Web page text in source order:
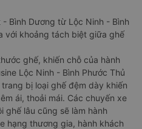
- Bình Dương từ Lộc Ninh - Bình
với khoảng tách biệt giữa ghế
ghế, khiến chỗ của hành
Lộc Ninh - Bình Phước Thủ
bị loại ghế đệm dày khiến
ái, thoải mái. Các chuyến xe
ghế lâu cũng sẽ làm hành
hạng thương gia, hành khách